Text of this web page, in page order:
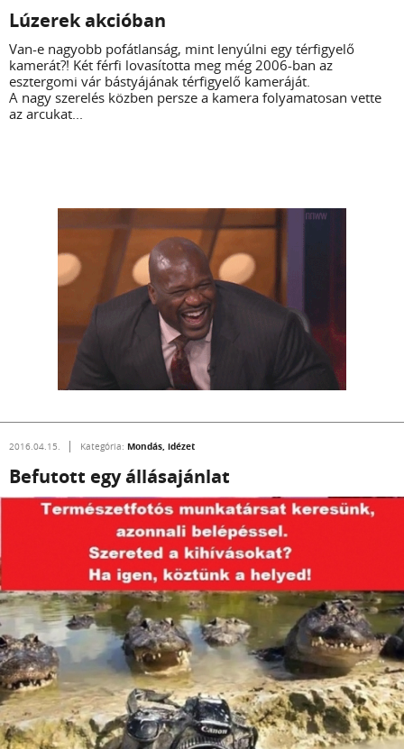
Lúzerek akcióban
Van­-e nagyobb pofátlanság, mint lenyúlni egy térfigyelő
kamerát?! Két férfi lovasította meg még 2006­-ban az
esztergomi vár bástyájának térfigyelő kameráját.
A nagy szerelés közben persze a kamera folyamatosan vette
az arcukat...
2016.04.15. Kategória: Mondás, idézet
Befutott egy állásajánlat